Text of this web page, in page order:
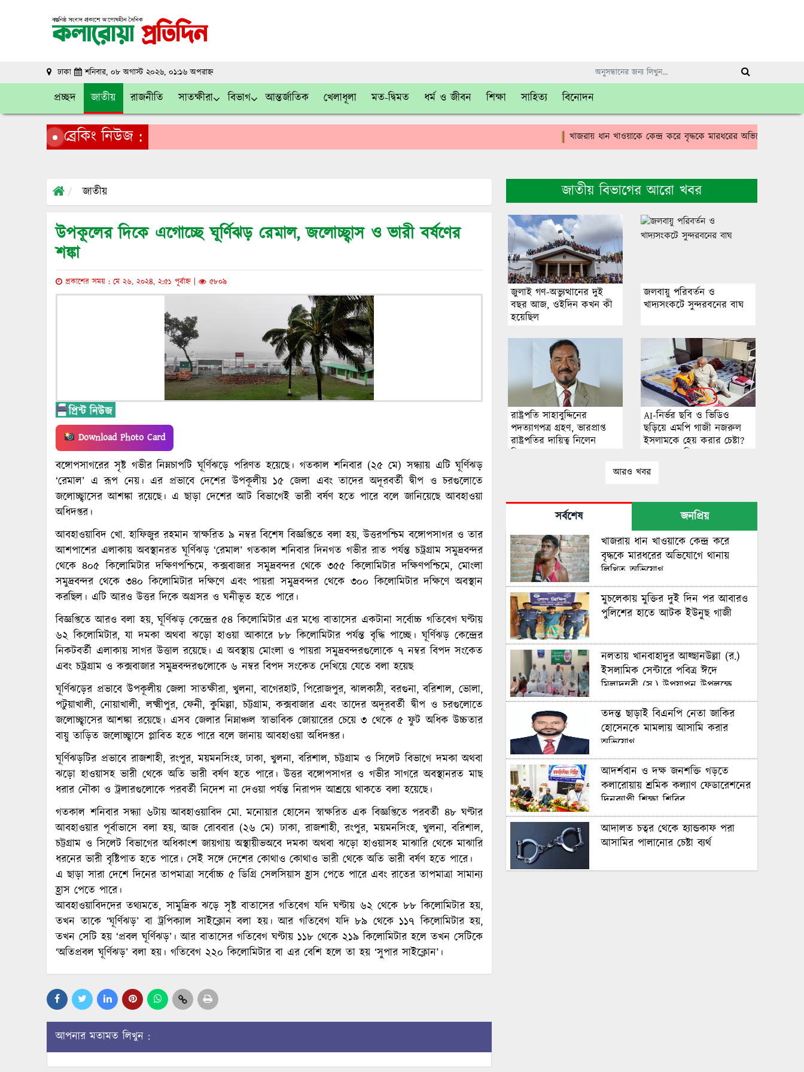
ঢাকা শনিবার, ০৮ অগাস্ট ২০২৬, ০১:১৬ অপরাহ্ন
প্রচ্ছদ জাতীয় রাজনীতি সাতক্ষীরা বিভাগ আন্তর্জাতিক খেলাধূলা মত-দ্বিমত ধর্ম ও জীবন শিক্ষা সাহিত্য বিনোদন
ব্রেকিং নিউজ : খাজরায় ধান খাওয়াকে কেন্দ্র করে বৃদ্ধকে মারধরের অভিযোগে থানায় লিখিত
জাতীয়
উপকূলের দিকে এগোচ্ছে ঘূর্ণিঝড় রেমাল, জলোচ্ছ্বাস ও ভারী বর্ষণের
শঙ্কা
প্রকাশের সময় : মে ২৬, ২০২৪, ২:৫১ পূর্বাহ্ন | ৫৮০৯
Download Photo Card
বঙ্গোপসাগরের সৃষ্ট গভীর নিম্নচাপটি ঘূর্ণিঝড়ে পরিণত হয়েছে। গতকাল শনিবার (২৫ মে) সন্ধ্যায় এটি ঘূর্ণিঝড়
‘রেমাল’ এ রূপ নেয়। এর প্রভাবে দেশের উপকূলীয় ১৫ জেলা এবং তাদের অদূরবর্তী দ্বীপ ও চরগুলোতে
জলোচ্ছ্বাসের আশঙ্কা রয়েছে। এ ছাড়া দেশের আট বিভাগেই ভারী বর্ষণ হতে পারে বলে জানিয়েছে আবহাওয়া
অধিদপ্তর।
আবহাওয়াবিদ খো. হাফিজুর রহমান স্বাক্ষরিত ৯ নম্বর বিশেষ বিজ্ঞপ্তিতে বলা হয়, উত্তরপশ্চিম বঙ্গোপসাগর ও তার
আশপাশের এলাকায় অবস্থানরত ঘূর্ণিঝড় ‘রেমাল’ গতকাল শনিবার দিনগত গভীর রাত পর্যন্ত চট্রগ্রাম সমুদ্রবন্দর
থেকে ৪০৫ কিলোমিটার দক্ষিণপশ্চিমে, কক্সবাজার সমুদ্রবন্দর থেকে ৩৫৫ কিলোমিটার দক্ষিণপশ্চিমে, মোংলা
সমুদ্রবন্দর থেকে ৩৪০ কিলোমিটার দক্ষিণে এবং পায়রা সমুদ্রবন্দর থেকে ৩০০ কিলোমিটার দক্ষিণে অবস্থান
করছিল। এটি আরও উত্তর দিকে অগ্রসর ও ঘনীভূত হতে পারে।
বিজ্ঞপ্তিতে আরও বলা হয়, ঘূর্ণিঝড় কেন্দ্রের ৫৪ কিলোমিটার এর মধ্যে বাতাসের একটানা সর্বোচ্চ গতিবেগ ঘণ্টায়
৬২ কিলোমিটার, যা দমকা অথবা ঝড়ো হাওয়া আকারে ৮৮ কিলোমিটার পর্যন্ত বৃদ্ধি পাচ্ছে। ঘূর্ণিঝড় কেন্দ্রের
নিকটবর্তী এলাকায় সাগর উত্তাল রয়েছে। এ অবস্থায় মোংলা ও পায়রা সমুদ্রবন্দরগুলোকে ৭ নম্বর বিপদ সংকেত
এবং চট্রগ্রাম ও কক্সবাজার সমুদ্রবন্দরগুলোকে ৬ নম্বর বিপদ সংকেত দেখিয়ে যেতে বলা হয়েছ
ঘূর্ণিঝড়ের প্রভাবে উপকূলীয় জেলা সাতক্ষীরা, খুলনা, বাগেরহাট, পিরোজপুর, ঝালকাঠী, বরগুনা, বরিশাল, ভোলা,
পটুয়াখালী, নোয়াখালী, লক্ষ্মীপুর, ফেনী, কুমিল্লা, চট্টগ্রাম, কক্সবাজার এবং তাদের অদূরবর্তী দ্বীপ ও চরগুলোতে
জলোচ্ছ্বাসের আশঙ্কা রয়েছে। এসব জেলার নিম্নাঞ্চল স্বাভাবিক জোয়ারের চেয়ে ৩ থেকে ৫ ফুট অধিক উচ্চতার
বায়ু তাড়িত জলোচ্ছ্বাসে প্লাবিত হতে পারে বলে জানায় আবহাওয়া অধিদপ্তর।
ঘূর্ণিঝড়টির প্রভাবে রাজশাহী, রংপুর, ময়মনসিংহ, ঢাকা, খুলনা, বরিশাল, চট্টগ্রাম ও সিলেট বিভাগে দমকা অথবা
ঝড়ো হাওয়াসহ ভারী থেকে অতি ভারী বর্ষণ হতে পারে। উত্তর বঙ্গোপসাগর ও গভীর সাগরে অবস্থানরত মাছ
ধরার নৌকা ও ট্রলারগুলোকে পরবর্তী নিদেশ না দেওয়া পর্যন্ত নিরাপদ আশ্রয়ে থাকতে বলা হয়েছে।
গতকাল শনিবার সন্ধ্যা ৬টায় আবহাওয়াবিদ মো. মনোয়ার হোসেন স্বাক্ষরিত এক বিজ্ঞপ্তিতে পরবর্তী ৪৮ ঘণ্টার
আবহাওয়ার পূর্বাভাসে বলা হয়, আজ রোববার (২৬ মে) ঢাকা, রাজশাহী, রংপুর, ময়মনসিংহ, খুলনা, বরিশাল,
চট্টগ্রাম ও সিলেট বিভাগের অধিকাংশ জায়গায় অস্থায়ীভঅবে দমকা অথবা ঝড়ো হাওয়াসহ মাঝারি থেকে মাঝারি
ধরনের ভারী বৃষ্টিপাত হতে পারে। সেই সঙ্গে দেশের কোথাও কোথাও ভারী থেকে অতি ভারী বর্ষণ হতে পারে।
এ ছাড়া সারা দেশে দিনের তাপমাত্রা সর্বোচ্চ ৫ ডিগ্রি সেলসিয়াস হ্রাস পেতে পারে এবং রাতের তাপমাত্রা সামান্য
হ্রাস পেতে পারে।
আবহাওয়াবিদদের তথ্যমতে, সামুদ্রিক ঝড়ে সৃষ্ট বাতাসের গতিবেগ যদি ঘণ্টায় ৬২ থেকে ৮৮ কিলোমিটার হয়,
তখন তাকে ‘ঘূর্ণিঝড়’ বা ট্রপিক্যাল সাইক্লোন বলা হয়। আর গতিবেগ যদি ৮৯ থেকে ১১৭ কিলোমিটার হয়,
তখন সেটি হয় ‘প্রবল ঘূর্ণিঝড়’। আর বাতাসের গতিবেগ ঘণ্টায় ১১৮ থেকে ২১৯ কিলোমিটার হলে তখন সেটিকে
‘অতিপ্রবল ঘূর্ণিঝড়’ বলা হয়। গতিবেগ ২২০ কিলোমিটার বা এর বেশি হলে তা হয় ‘সুপার সাইক্লোন’।
আপনার মতামত লিখুন :
জাতীয় বিভাগের আরো খবর
জুলাই গণ-অভ্যুত্থানের দুই
বছর আজ, ওইদিন কখন কী
হয়েছিল
জলবায়ু পরিবর্তন ও
খাদ্যসংকটে সুন্দরবনের বাঘ
রাষ্ট্রপতি সাহাবুদ্দিনের
পদত্যাগপত্র গ্রহণ, ভারপ্রাপ্ত
রাষ্ট্রপতির দায়িত্ব নিলেন
স্পিকার
AI-নির্ভর ছবি ও ভিডিও
ছড়িয়ে এমপি গাজী নজরুল
ইসলামকে হেয় করার চেষ্টা?
অনুসন্ধানে মিলছে না বাস্তব
ঘটনার প্রমাণ
আরও খবর
সর্বশেষ
জনপ্রিয়
খাজরায় ধান খাওয়াকে কেন্দ্র করে
বৃদ্ধকে মারধরের অভিযোগে থানায়
লিখিত অভিযোগ
মুচলেকায় মুক্তির দুই দিন পর আবারও
পুলিশের হাতে আটক ইউনুছ গাজী
নলতায় খানবাহাদুর আহ্ছানউল্লা (র.)
ইসলামিক সেন্টারে পবিত্র ঈদে
মিলাদুন্নবী (স.) উপযাপন উপলক্ষে
পরামর্শ সভা অনুষ্ঠিত
তদন্ত ছাড়াই বিএনপি নেতা জাকির
হোসেনকে মামলায় আসামি করার
অভিযোগ
আদর্শবান ও দক্ষ জনশক্তি গড়তে
কলারোয়ায় শ্রমিক কল্যাণ ফেডারেশনের
দিনব্যাপী শিক্ষা শিবির
আদালত চত্বর থেকে হ্যান্ডকাফ পরা
আসামির পালানোর চেষ্টা ব্যর্থ